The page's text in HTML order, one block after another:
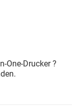
One-Drucker ?